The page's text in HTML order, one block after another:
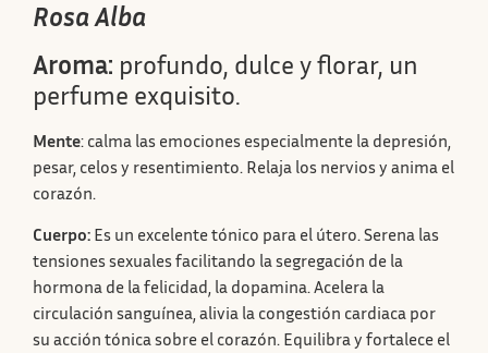
Rosa Alba
Aroma: profundo, dulce y florar, un
perfume exquisito.
Mente: calma las emociones especialmente la depresión,
pesar, celos y resentimiento. Relaja los nervios y anima el
corazón.
Cuerpo: Es un excelente tónico para el útero. Serena las
tensiones sexuales facilitando la segregación de la
hormona de la felicidad, la dopamina. Acelera la
circulación sanguínea, alivia la congestión cardiaca por
su acción tónica sobre el corazón. Equilibra y fortalece el